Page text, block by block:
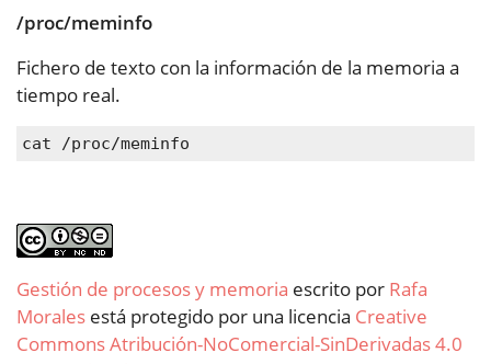
/proc/meminfo
Fichero de texto con la información de la memoria a
tiempo real.
cat /proc/meminfo
Gestión de procesos y memoria escrito por Rafa
Morales está protegido por una licencia Creative
Commons Atribución-NoComercial-SinDerivadas 4.0